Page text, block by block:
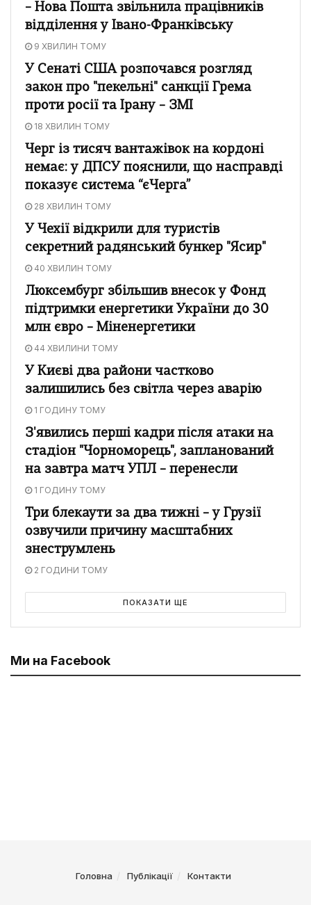
– Нова Пошта звільнила працівників
відділення у Івано-Франківську
9 ХВИЛИН ТОМУ
У Сенаті США розпочався розгляд
закон про "пекельні" санкції Грема
проти росії та Ірану – ЗМІ
18 ХВИЛИН ТОМУ
Черг із тисяч вантажівок на кордоні
немає: у ДПСУ пояснили, що насправді
показує система “єЧерга”
28 ХВИЛИН ТОМУ
У Чехії відкрили для туристів
секретний радянський бункер "Ясир"
40 ХВИЛИН ТОМУ
Люксембург збільшив внесок у Фонд
підтримки енергетики України до 30
млн євро – Міненергетики
44 ХВИЛИНИ ТОМУ
У Києві два райони частково
залишились без світла через аварію
1 ГОДИНУ ТОМУ
З'явились перші кадри після атаки на
стадіон "Чорноморець", запланований
на завтра матч УПЛ – перенесли
1 ГОДИНУ ТОМУ
Три блекаути за два тижні – у Грузії
озвучили причину масштабних
знеструмлень
2 ГОДИНИ ТОМУ
ПОКАЗАТИ ЩЕ
Ми на Facebook
Головна Публікації Контакти